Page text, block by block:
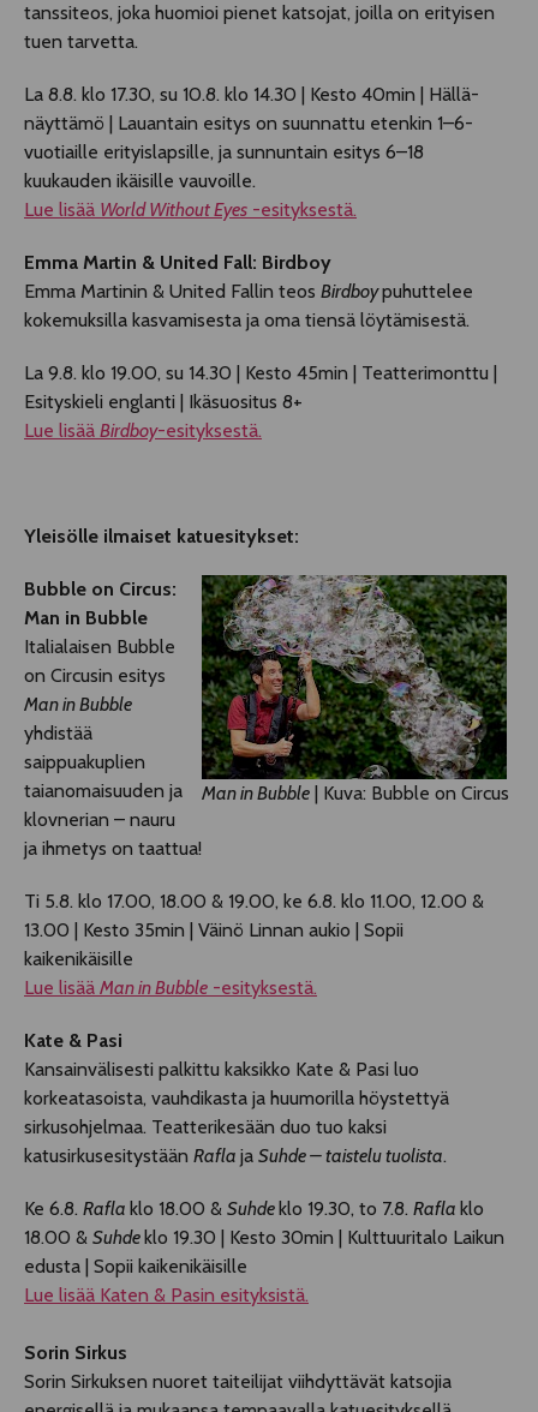
tanssiteos, joka huomioi pienet katsojat, joilla on erityisen
tuen tarvetta.
La 8.8. klo 17.30, su 10.8. klo 14.30 | Kesto 40min | Hällä-
näyttämö | Lauantain esitys on suunnattu etenkin 1–6-
vuotiaille erityislapsille, ja sunnuntain esitys 6–18
kuukauden ikäisille vauvoille.
Lue lisää World Without Eyes -esityksestä.
Emma Martin & United Fall: Birdboy
Emma Martinin & United Fallin teos Birdboypuhuttelee
kokemuksilla kasvamisesta ja oma tiensä löytämisestä.
La 9.8. klo 19.00, su 14.30 | Kesto 45min | Teatterimonttu |
Esityskieli englanti | Ikäsuositus 8+
Lue lisää Birdboy-esityksestä.
Yleisölle ilmaiset katuesitykset:
Man in Bubble | Kuva: Bubble on Circus
Bubble on Circus:
Man in Bubble
Italialaisen Bubble
on Circusin esitys
Man in Bubble
yhdistää
saippuakuplien
taianomaisuuden ja
klovnerian – nauru
ja ihmetys on taattua!
Ti 5.8. klo 17.00, 18.00 & 19.00, ke 6.8. klo 11.00, 12.00 &
13.00 | Kesto 35min | Väinö Linnan aukio | Sopii
kaikenikäisille
Lue lisää Man in Bubble -esityksestä.
Kate & Pasi
Kansainvälisesti palkittu kaksikko Kate & Pasi luo
korkeatasoista, vauhdikasta ja huumorilla höystettyä
sirkusohjelmaa. Teatterikesään duo tuo kaksi
katusirkusesitystään Rafla ja Suhde – taistelu tuolista.
Ke 6.8. Rafla klo 18.00 & Suhde klo 19.30, to 7.8. Rafla klo
18.00 & Suhde klo 19.30 | Kesto 30min | Kulttuuritalo Laikun
edusta | Sopii kaikenikäisille
Lue lisää Katen & Pasin esityksistä.
Sorin Sirkus
Sorin Sirkuksen nuoret taiteilijat viihdyttävät katsojia